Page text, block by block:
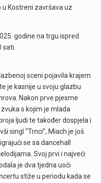
Kostreni završava uz
godine na trgu ispred
sceni pojavila krajem
je kasnije u svoju glazbu
Nakon prve pjesme
zvuka s kojim je mlada
ljudi te također dospjela i
singl “Trnci”, Miach je još
se sa dancehall
Svoj prvi i najveći
je dva tjedna uoči
stiže u periodu kada se